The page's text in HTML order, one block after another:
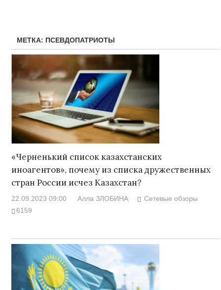
МЕТКА: ПСЕВДОПАТРИОТЫ
«Черненький список казахстанских
иноагентов», почему из списка дружественных
стран России исчез Казахстан?
22.09.2023 09:00 Алла ЗЛОБИНА
Сетевые обзоры
6159